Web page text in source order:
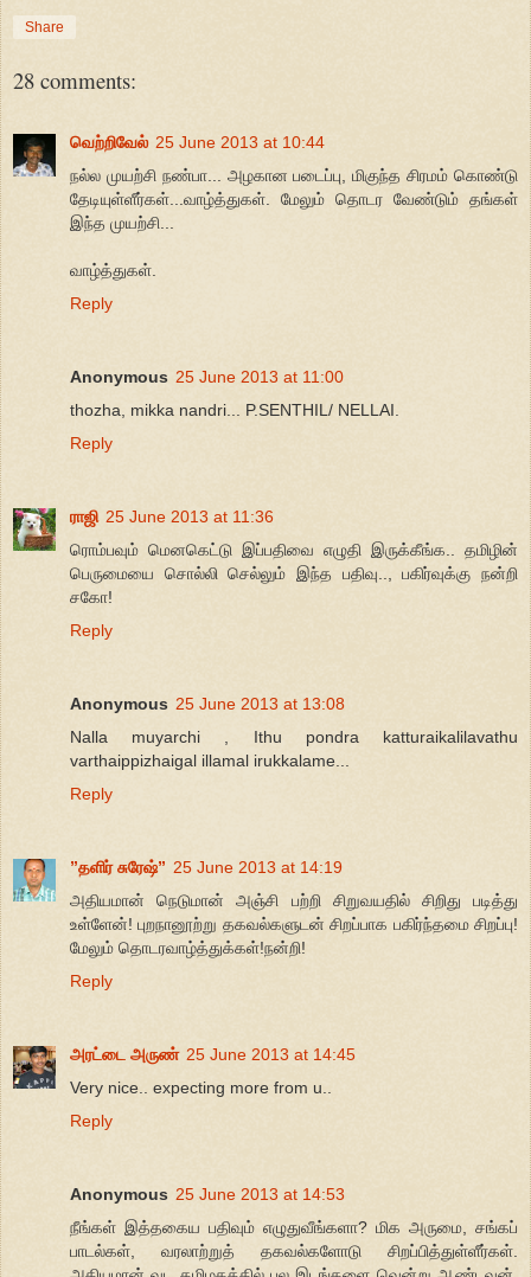
Share
28 comments:
வெற்றிவேல் 25 June 2013 at 10:44
நல்ல முயற்சி நண்பா... அழகான படைப்பு, மிகுந்த சிரமம் கொண்டு
தேடியுள்ளீர்கள்...வாழ்த்துகள். மேலும் தொடர வேண்டும் தங்கள்
இந்த முயற்சி...
வாழ்த்துகள்.
Reply
Anonymous 25 June 2013 at 11:00
thozha, mikka nandri... P.SENTHIL/ NELLAI.
Reply
ராஜி 25 June 2013 at 11:36
ரொம்பவும் மெனகெட்டு இப்பதிவை எழுதி இருக்கீங்க.. தமிழின்
பெருமையை சொல்லி செல்லும் இந்த பதிவு.., பகிர்வுக்கு நன்றி
சகோ!
Reply
Anonymous 25 June 2013 at 13:08
Nalla muyarchi , Ithu pondra katturaikalilavathu
varthaippizhaigal illamal irukkalame...
Reply
”தளிர் சுரேஷ்” 25 June 2013 at 14:19
அதியமான் நெடுமான் அஞ்சி பற்றி சிறுவயதில் சிறிது படித்து
உள்ளேன்! புறநானூற்று தகவல்களுடன் சிறப்பாக பகிர்ந்தமை சிறப்பு!
மேலும் தொடரவாழ்த்துக்கள்!நன்றி!
Reply
அரட்டை அருண் 25 June 2013 at 14:45
Very nice.. expecting more from u..
Reply
Anonymous 25 June 2013 at 14:53
நீங்கள் இத்தகைய பதிவும் எழுதுவீங்களா? மிக அருமை, சங்கப்
பாடல்கள், வரலாற்றுத் தகவல்களோடு சிறப்பித்துள்ளீர்கள்.